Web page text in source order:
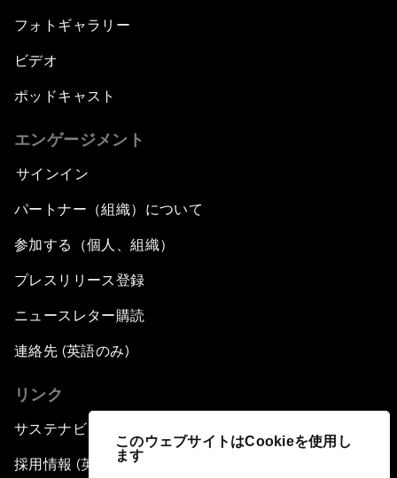
このウェブサイトはCookieを使用し
ます
フォトギャラリー
ビデオ
ポッドキャスト
エンゲージメント
サインイン
パートナー（組織）について
参加する（個人、組織）
プレスリリース登録
ニュースレター購読
連絡先 (英語のみ)
リンク
サステナビリティへの取り組み
採用情報 (英語のみ)